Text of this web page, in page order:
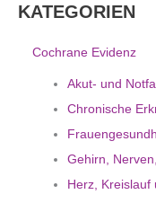
KATEGORIEN
Cochrane Evidenz
Akut- und
Chronische
Gehirn,
Herz, Kreislauf